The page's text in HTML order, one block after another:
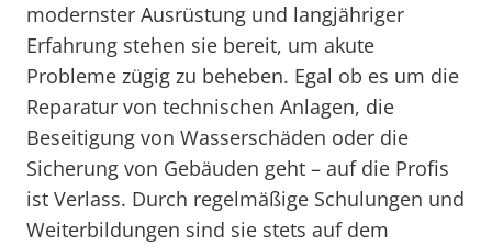
modernster Ausrüstung und langjähriger
Erfahrung stehen sie bereit, um akute
Probleme zügig zu beheben. Egal ob es um die
Reparatur von technischen Anlagen, die
Beseitigung von Wasserschäden oder die
Sicherung von Gebäuden geht – auf die Profis
ist Verlass. Durch regelmäßige Schulungen und
Weiterbildungen sind sie stets auf dem